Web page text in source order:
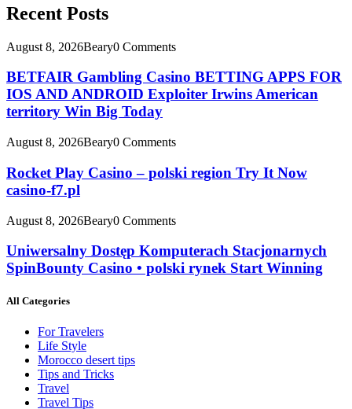
Recent Posts
August 8, 2026Beary0 Comments
BETFAIR Gambling Casino BETTING APPS FOR
IOS AND ANDROID Exploiter Irwins American
territory Win Big Today
August 8, 2026Beary0 Comments
Rocket Play Casino – polski region Try It Now
casino-f7.pl
August 8, 2026Beary0 Comments
Uniwersalny Dostęp Komputerach Stacjonarnych
SpinBounty Casino • polski rynek Start Winning
All Categories
For Travelers
Life Style
Morocco desert tips
Tips and Tricks
Travel
Travel Tips